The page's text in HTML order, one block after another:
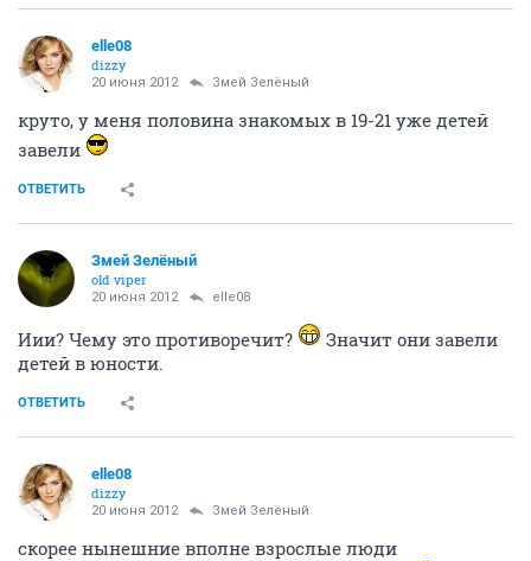
elle08
dizzy
20 июня 2012 Змей Зелёный
круто, у меня половина знакомых в 19-21 уже детей
завели
ОТВЕТИТЬ
Змей Зелёный
old viper
20 июня 2012 elle08
Иии? Чему это противоречит?
Значит они завели
детей в юности.
ОТВЕТИТЬ
elle08
dizzy
20 июня 2012 Змей Зелёный
скорее нынешние вполне взрослые люди